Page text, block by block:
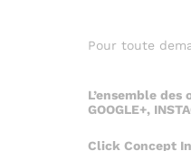
Pour toute
L’ensemble
GOOGLE+,
Click Concept